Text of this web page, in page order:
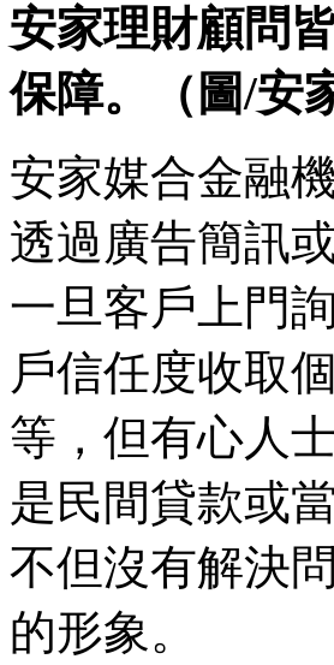
安家理財顧問
保障。（圖/安
安家媒合金融
透過廣告簡訊
一旦客戶上門
戶信任度收取
等，但有心人
是民間貸款或
不但沒有解決
的形象。